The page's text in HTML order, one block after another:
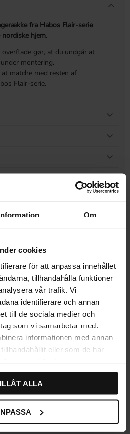
Om
cookies
för att anpassa innehållet
tillhandahålla funktioner
vår trafik. Vi
identifierare och annan
till de sociala medier och
som vi samarbetar med.
informationen med annan
eller som de har
ALLA
fra Habos Flair-serie
hjem.
gør, at du undgår at
montering.
matche med resten af
Flair-serie.
produkter
Habo Flair Selvklæbende
66
På lager